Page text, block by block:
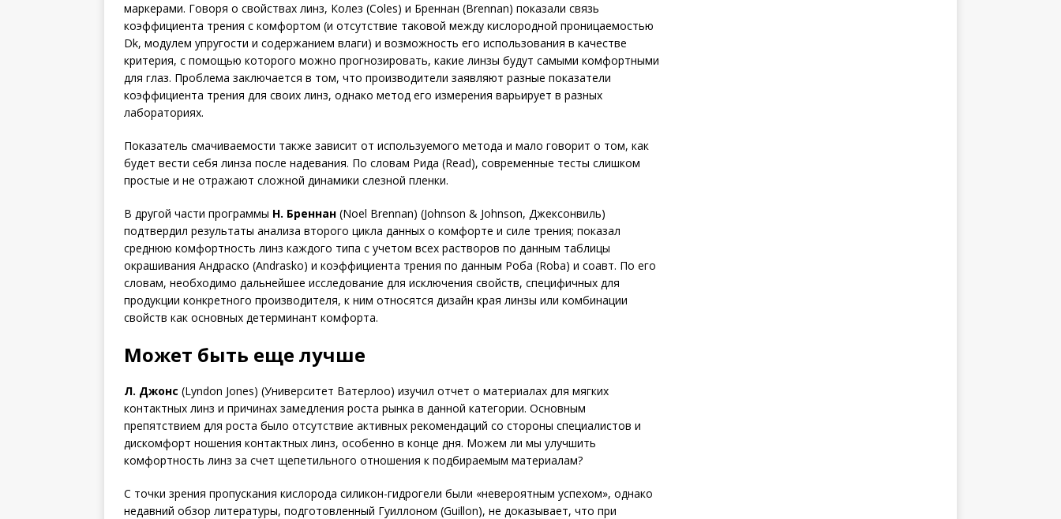
маркерами. Говоря о свойствах линз, Колез (Coles) и Бреннан (Brennan) показали связь
коэффициента трения с комфортом (и отсутствие таковой между кислородной проницаемостью
Dk, модулем упругости и содержанием влаги) и возможность его использования в качестве
критерия, с помощью которого можно прогнозировать, какие линзы будут самыми комфортными
для глаз. Проблема заключается в том, что производители заявляют разные показатели
коэффициента трения для своих линз, однако метод его измерения варьирует в разных
лабораториях.
Показатель смачиваемости также зависит от используемого метода и мало говорит о том, как
будет вести себя линза после надевания. По словам Рида (Read), современные тесты слишком
простые и не отражают сложной динамики слезной пленки.
В другой части программы Н. Бреннан (Noel Brennan) (Johnson & Johnson, Джексонвиль)
подтвердил результаты анализа второго цикла данных о комфорте и силе трения; показал
среднюю комфортность линз каждого типа с учетом всех растворов по данным таблицы
окрашивания Андраско (Andrasko) и коэффициента трения по данным Роба (Roba) и соавт. По его
словам, необходимо дальнейшее исследование для исключения свойств, специфичных для
продукции конкретного производителя, к ним относятся дизайн края линзы или комбинации
свойств как основных детерминант комфорта.
Может быть еще лучше
Л. Джонс (Lyndon Jones) (Университет Ватерлоо) изучил отчет о материалах для мягких
контактных линз и причинах замедления роста рынка в данной категории. Основным
препятствием для роста было отсутствие активных рекомендаций со стороны специалистов и
дискомфорт ношения контактных линз, особенно в конце дня. Можем ли мы улучшить
комфортность линз за счет щепетильного отношения к подбираемым материалам?
С точки зрения пропускания кислорода силикон-гидрогели были «невероятным успехом», однако
недавний обзор литературы, подготовленный Гуиллоном (Guillon), не доказывает, что при